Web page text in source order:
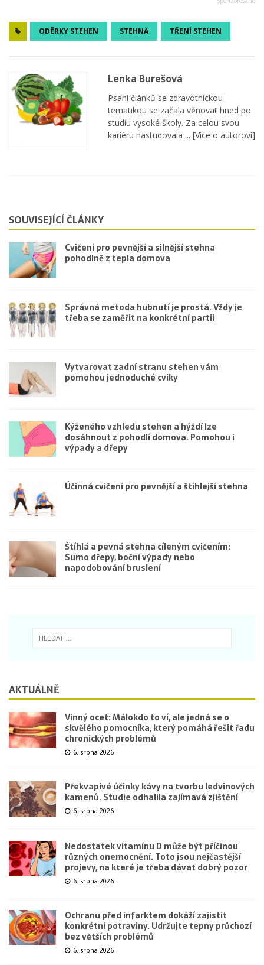
ODĚRKY STEHEN STEHNA TŘENÍ STEHEN
Lenka Burešová
Psaní článků se zdravotnickou
tematikou se začala věnovat hned po
studiu vysoké školy. Za celou svou
kariéru nastudovala ... [Více o autorovi]
SOUVISEJÍCÍ ČLÁNKY
Cvičení pro pevnější a silnější stehna
pohodlně z tepla domova
Správná metoda hubnutí je prostá. Vždy je
třeba se zaměřit na konkrétní partii
Vytvarovat zadní stranu stehen vám
pomohou jednoduché cviky
Kýženého vzhledu stehen a hýždí lze
dosáhnout z pohodlí domova. Pomohou i
výpady a dřepy
Účinná cvičení pro pevnější a štíhlejší stehna
Štíhlá a pevná stehna cíleným cvičením:
Sumo dřepy, boční výpady nebo
napodobování bruslení
AKTUÁLNĚ
Vinný ocet: Málokdo to ví, ale jedná se o
skvělého pomocníka, který pomáhá řešit řadu
chronických problémů
6. srpna 2026
Překvapivé účinky kávy na tvorbu ledvinových
kamenů. Studie odhalila zajímavá zjištění
6. srpna 2026
Nedostatek vitamínu D může být příčinou
různých onemocnění. Toto jsou nejčastější
projevy, na které je třeba dávat dobrý pozor
6. srpna 2026
Ochranu před infarktem dokáží zajistit
konkrétní potraviny. Udržujte tepny průchozí
bez větších problémů
6. srpna 2026